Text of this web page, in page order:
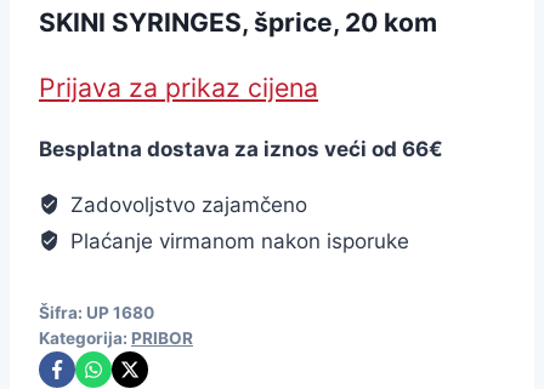
SKINI SYRINGES, šprice, 20 kom
Prijava za prikaz cijena
Besplatna dostava za iznos veći od 66€
Zadovoljstvo zajamčeno
Plaćanje virmanom nakon isporuke
Šifra: UP 1680
Kategorija: PRIBOR